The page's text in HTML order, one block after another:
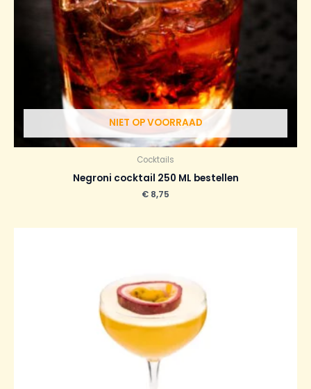
NIET OP VOORRAAD
Cocktails
Negroni cocktail 250 ML bestellen
€ 8,75